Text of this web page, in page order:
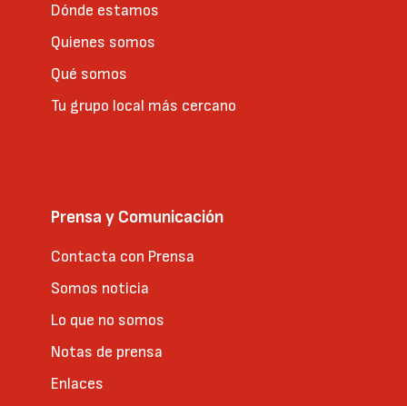
Dónde estamos
Quienes somos
Qué somos
Tu grupo local más cercano
Prensa y Comunicación
Contacta con Prensa
Somos noticia
Lo que no somos
Notas de prensa
Enlaces